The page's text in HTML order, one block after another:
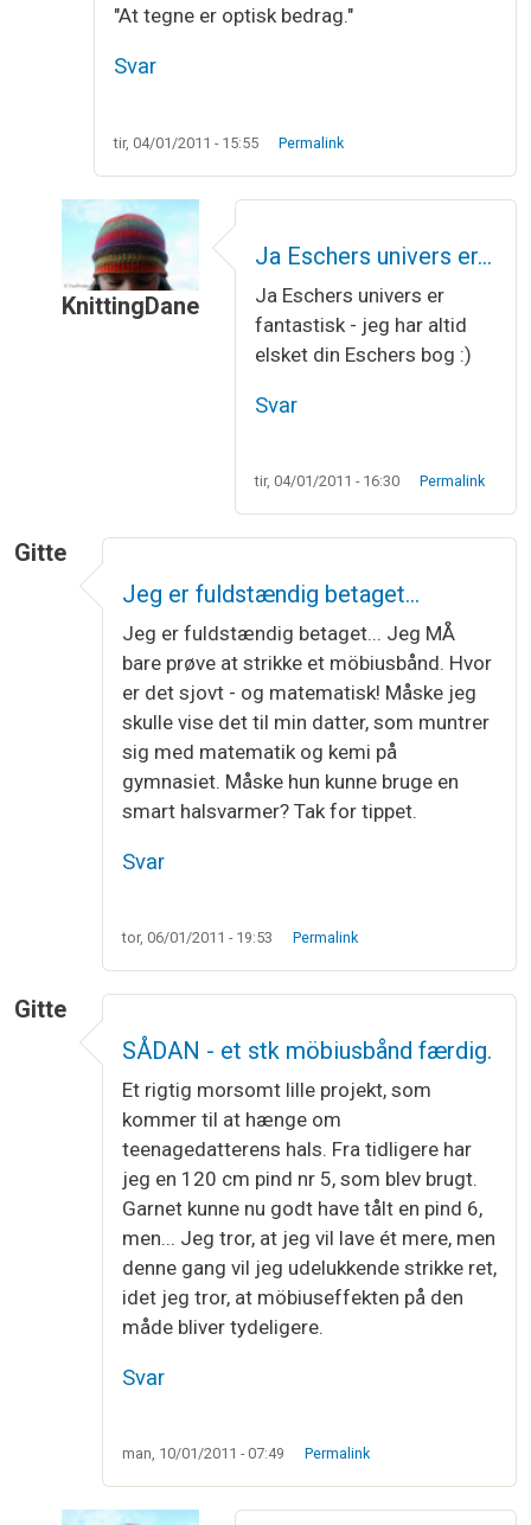
"At tegne er optisk bedrag."
Svar
tir, 04/01/2011 - 15:55 Permalink
KnittingDane
Möbius båndetaf mor
Ja Eschers univers er…
Ja Eschers univers er
fantastisk - jeg har altid
elsket din Eschers bog :)
Svar
tir, 04/01/2011 - 16:30 Permalink
Gitte
Jeg er fuldstændig betaget…
Jeg er fuldstændig betaget... Jeg MÅ
bare prøve at strikke et möbiusbånd. Hvor
er det sjovt - og matematisk! Måske jeg
skulle vise det til min datter, som muntrer
sig med matematik og kemi på
gymnasiet. Måske hun kunne bruge en
smart halsvarmer? Tak for tippet.
Svar
tor, 06/01/2011 - 19:53 Permalink
Gitte
SÅDAN - et stk möbiusbånd færdig.
Et rigtig morsomt lille projekt, som
kommer til at hænge om
teenagedatterens hals. Fra tidligere har
jeg en 120 cm pind nr 5, som blev brugt.
Garnet kunne nu godt have tålt en pind 6,
men... Jeg tror, at jeg vil lave ét mere, men
denne gang vil jeg udelukkende strikke ret,
idet jeg tror, at möbiuseffekten på den
måde bliver tydeligere.
Svar
man, 10/01/2011 - 07:49 Permalink